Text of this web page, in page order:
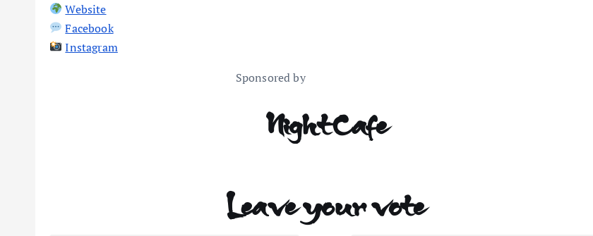
Website
Facebook
Instagram
Sponsored by
NightCafe
Leave your vote